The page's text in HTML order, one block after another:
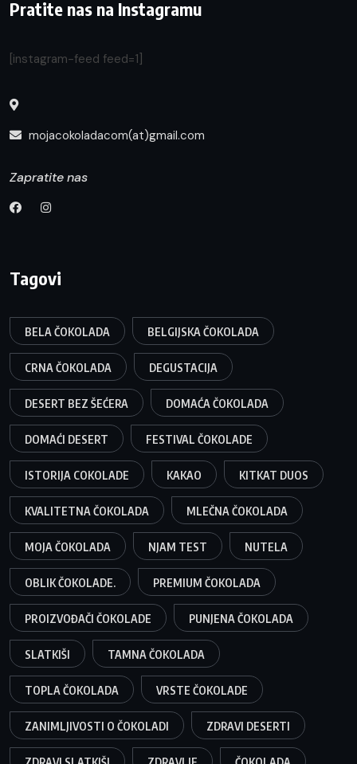
Pratite nas na Instagramu
[instagram-feed feed=1]
mojacokoladacom(at)gmail.com
Zapratite nas
Tagovi
BELA ČOKOLADA BELGIJSKA ČOKOLADA
CRNA ČOKOLADA DEGUSTACIJA
DESERT BEZ ŠEĆERA DOMAĆA ČOKOLADA
DOMAĆI DESERT FESTIVAL ČOKOLADE
ISTORIJA COKOLADE KAKAO KITKAT DUOS
KVALITETNA ČOKOLADA MLEČNA ČOKOLADA
MOJA ČOKOLADA NJAM TEST NUTELA
OBLIK ČOKOLADE. PREMIUM ČOKOLADA
PROIZVOĐAČI ČOKOLADE PUNJENA ČOKOLADA
SLATKIŠI TAMNA ČOKOLADA
TOPLA ČOKOLADA VRSTE ČOKOLADE
ZANIMLJIVOSTI O ČOKOLADI ZDRAVI DESERTI